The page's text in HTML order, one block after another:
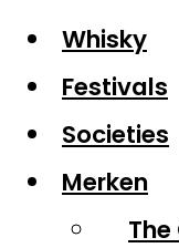
Whisky
Festivals
Societies
Merken